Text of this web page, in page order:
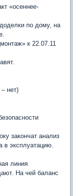
«осеннее-
по дому, на
к 22.07.11
нет)
закончат анализ
в эксплуатацию.
линия
На чей баланс